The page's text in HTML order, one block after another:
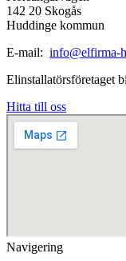
142 20 Skogås
Huddinge kommun
E-mail: info@elfirma-
Elinstallatörsföretaget
Hitta till oss
Navigering